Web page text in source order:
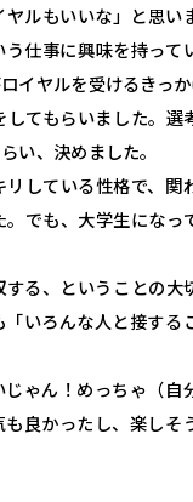
ルもいいな」と思
仕事に興味を持っ
イヤルを受けるきっか
てもらいました。
い、決めました。
している性格で、
でも、大学生になっ
る、ということの大
いろんな人と接する
ゃん！めっちゃ（自
良かったし、楽し